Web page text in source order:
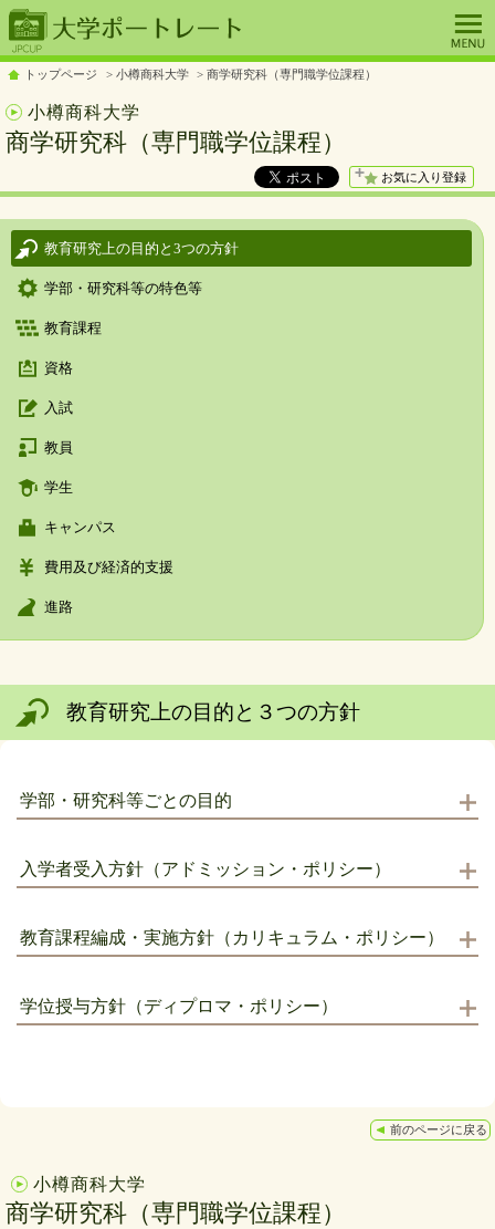
トップページ 小樽商科大学 商学研究科（専門職学位課程）
小樽商科大学
商学研究科（専門職学位課程）
お気に入り登録
教育研究上の目的と3つの方針
学部・研究科等の特色等
教育課程
資格
入試
教員
学生
キャンパス
費用及び経済的支援
進路
教育研究上の目的と３つの方針
学部・研究科等ごとの目的
入学者受入方針（アドミッション・ポリシー）
教育課程編成・実施方針（カリキュラム・ポリシー）
学位授与方針（ディプロマ・ポリシー）
前のページに戻る
小樽商科大学
商学研究科（専門職学位課程）